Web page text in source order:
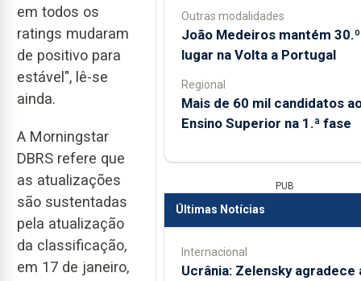
em todos os
ratings mudaram
de positivo para
estável", lê-se
ainda.
A Morningstar
DBRS refere que
as atualizações
são sustentadas
pela atualização
da classificação,
em 17 de janeiro,
Outras modalidades
João Medeiros mantém 30.º
lugar na Volta a Portugal
Regional
Mais de 60 mil candidatos
Ensino Superior na 1.ª fase
PUB
Últimas Notícias
Internacional
Ucrânia: Zelensky agradece